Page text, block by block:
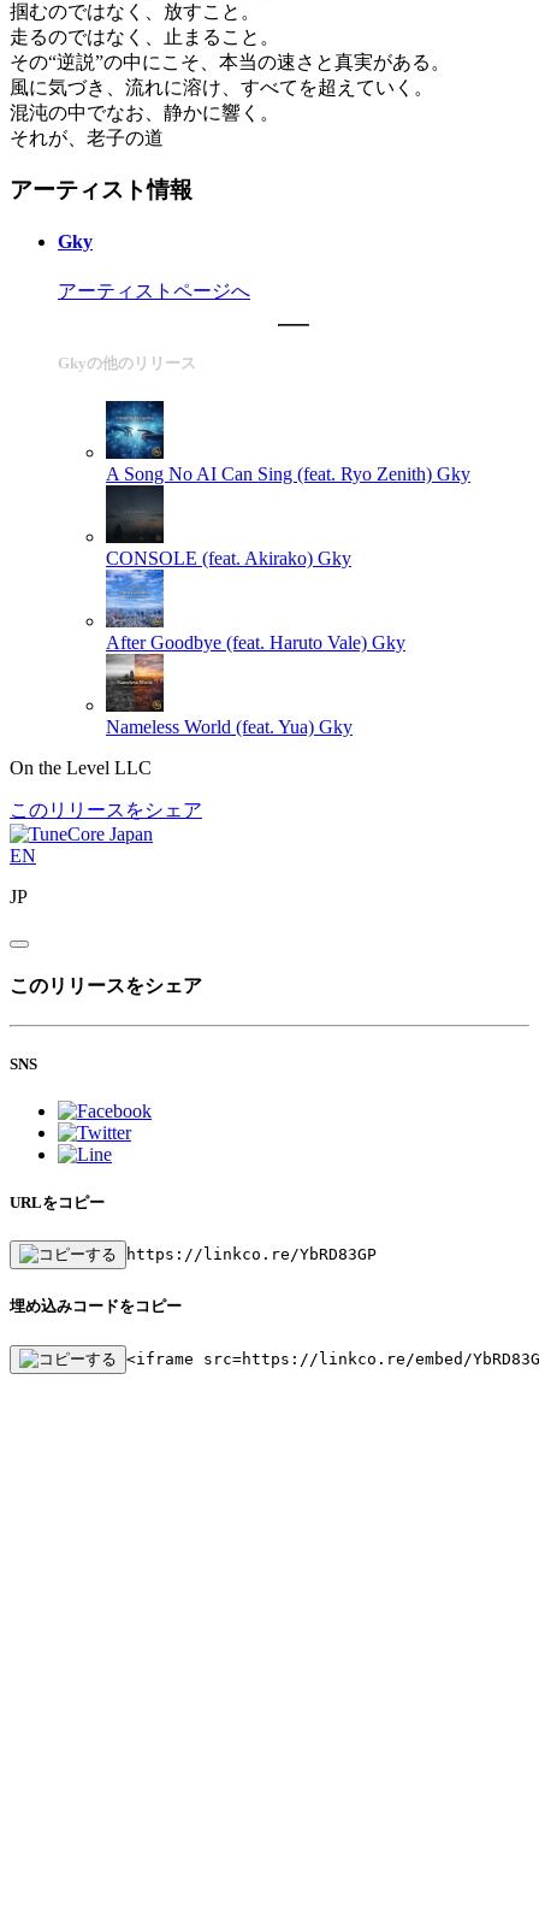
掴むのではなく、放すこと。
走るのではなく、止まること。
その“逆説”の中にこそ、本当の速さと真実がある。
風に気づき、流れに溶け、すべてを超えていく。
混沌の中でなお、静かに響く。
それが、老子の道
アーティスト情報
Gky
アーティストページへ
Gkyの他のリリース
A Song No AI Can Sing (feat. Ryo Zenith) Gky
CONSOLE (feat. Akirako) Gky
After Goodbye (feat. Haruto Vale) Gky
Nameless World (feat. Yua) Gky
On the Level LLC
このリリースをシェア
EN
JP
このリリースをシェア
SNS
URLをコピー
https://linkco.re/YbRD83GP
埋め込みコードをコピー
<iframe src=https://linkco.re/embed/